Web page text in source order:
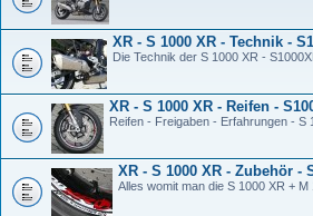
XR - S 1000 XR - Technik -
Die Technik der S 1000 XR -
XR - S 1000 XR - Reifen -
Reifen - Freigaben - Erfahrungen - S
XR - S 1000 XR - Zubehör -
Alles womit man die S 1000 XR +